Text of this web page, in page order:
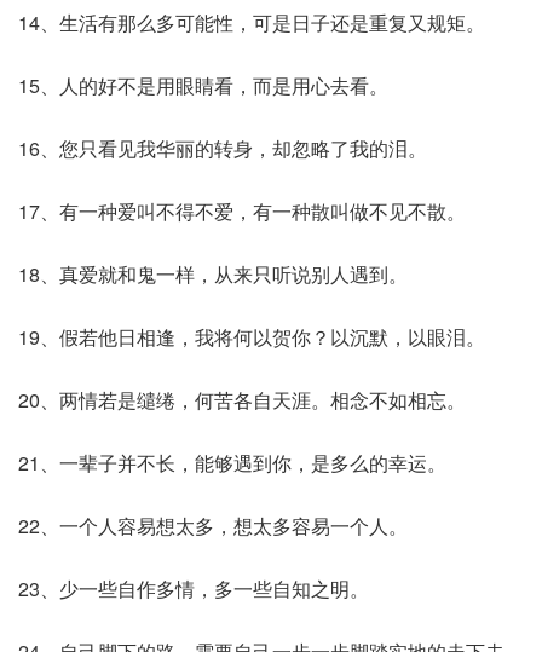
14、生活有那么多可能性，可是日子还是重复又规矩。
15、人的好不是用眼睛看，而是用心去看。
16、您只看见我华丽的转身，却忽略了我的泪。
17、有一种爱叫不得不爱，有一种散叫做不见不散。
18、真爱就和鬼一样，从来只听说别人遇到。
19、假若他日相逢，我将何以贺你？以沉默，以眼泪。
20、两情若是缱绻，何苦各自天涯。相念不如相忘。
21、一辈子并不长，能够遇到你，是多么的幸运。
22、一个人容易想太多，想太多容易一个人。
23、少一些自作多情，多一些自知之明。